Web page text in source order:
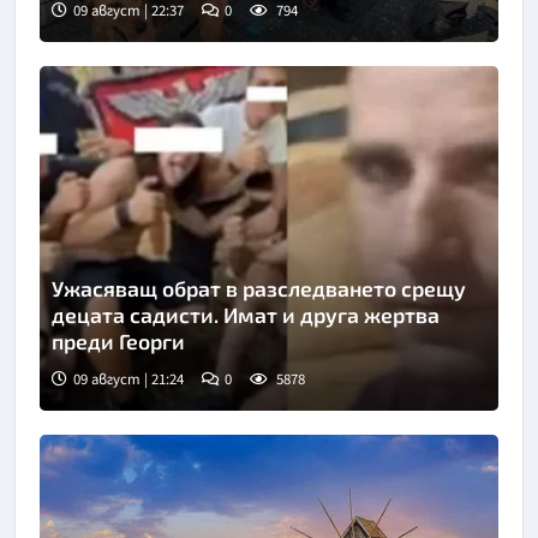
09 август | 22:37 0 794
Ужасяващ обрат в разследването срещу
децата садисти. Имат и друга жертва
преди Георги
09 август | 21:24 0 5878